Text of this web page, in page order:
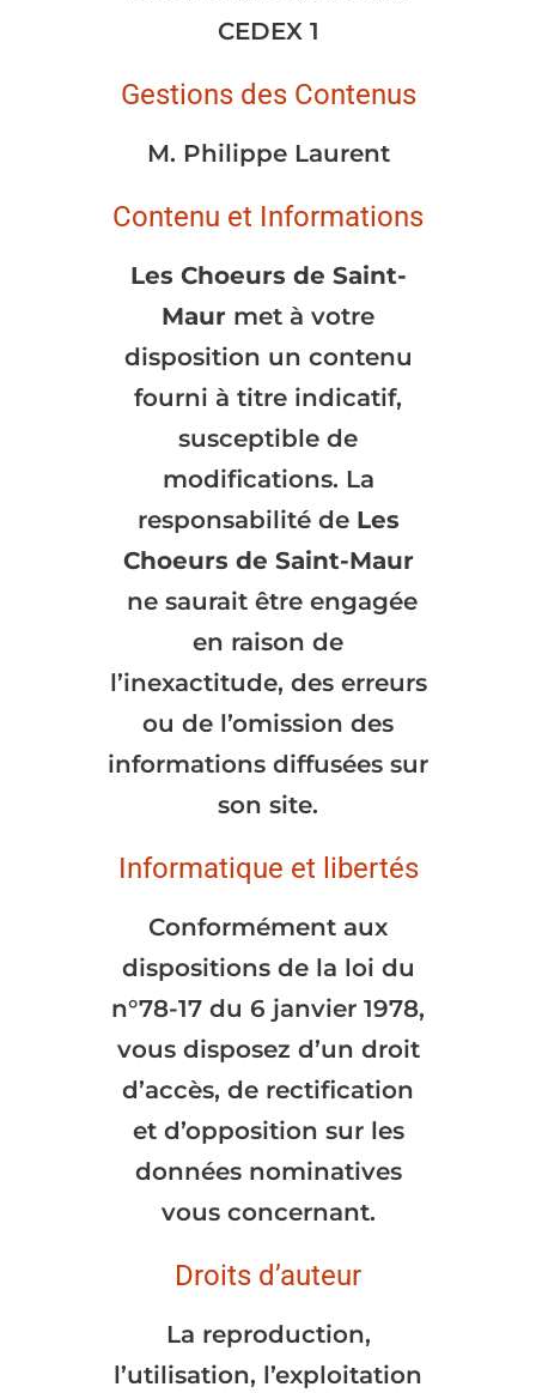
CEDEX 1
Gestions des Contenus
M. Philippe Laurent
Contenu et Informations
Les Choeurs de Saint-
Maur met à votre
disposition un contenu
fourni à titre indicatif,
susceptible de
modifications. La
responsabilité de Les
Choeurs de Saint-Maur
ne saurait être engagée
en raison de
l’inexactitude, des erreurs
ou de l’omission des
informations diffusées sur
son site.
Informatique et libertés
Conformément aux
dispositions de la loi du
n°78-17 du 6 janvier 1978,
vous disposez d’un droit
d’accès, de rectification
et d’opposition sur les
données nominatives
vous concernant.
Droits d’auteur
La reproduction,
l’utilisation, l’exploitation